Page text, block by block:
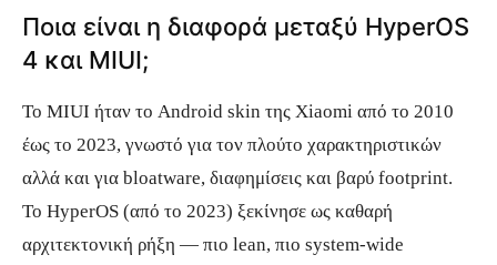
Ποια είναι η διαφορά μεταξύ HyperOS
4 και MIUI;
Το MIUI ήταν το Android skin της Xiaomi από το 2010
έως το 2023, γνωστό για τον πλούτο χαρακτηριστικών
αλλά και για bloatware, διαφημίσεις και βαρύ footprint.
Το HyperOS (από το 2023) ξεκίνησε ως καθαρή
αρχιτεκτονική ρήξη — πιο lean, πιο system-wide